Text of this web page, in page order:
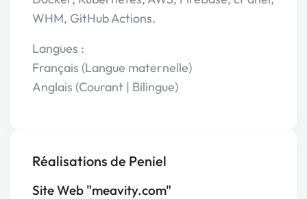
WHM, GitHub Actions.
Langues :
Français (Langue maternelle)
Anglais (Courant | Bilingue)
Réalisations de Peniel
Site Web "meavity.com"